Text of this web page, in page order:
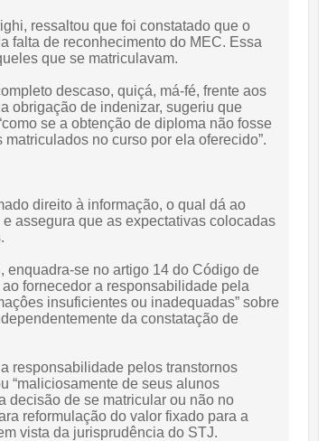
ressaltou que foi constatado que o
falta de reconhecimento do MEC. Essa
que se matriculavam.
descaso, quiçá, má-fé, frente aos
obrigação de indenizar, sugeriu que
se a obtenção de diploma não fosse
no curso por ela oferecido”.
direito à informação, o qual dá ao
assegura que as expectativas colocadas
enquadra-se no artigo 14 do Código de
fornecedor a responsabilidade pela
insuficientes ou inadequadas” sobre
da constatação de
responsabilidade pelos transtornos
“maliciosamente de seus alunos
decisão de se matricular ou não no
reformulação do valor fixado para a
vista da jurisprudência do STJ.